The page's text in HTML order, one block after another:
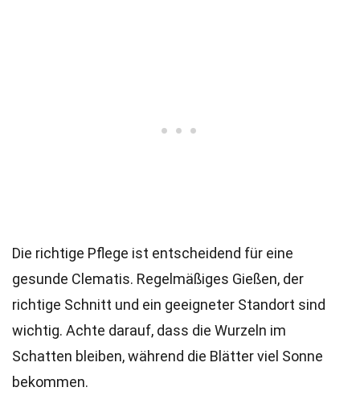
Die richtige Pflege ist entscheidend für eine
gesunde Clematis. Regelmäßiges Gießen, der
richtige Schnitt und ein geeigneter Standort sind
wichtig. Achte darauf, dass die Wurzeln im
Schatten bleiben, während die Blätter viel Sonne
bekommen.